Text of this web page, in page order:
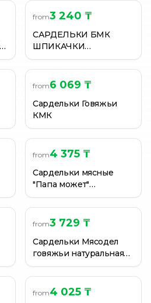
from3 240 ₸
САРДЕЛЬКИ БМК
ШПИКАЧКИ
КУПЕЧЕСКИЕ Б/С Н/ОБ
КГ
from6 069 ₸
Сардельки Говяжьи
КМК
from4 375 ₸
Сардельки мясные
"Папа может"
Останкино, весовые
from3 729 ₸
Сардельки Мясодел
говяжьи натуральная
оболочка вес
from4 025 ₸